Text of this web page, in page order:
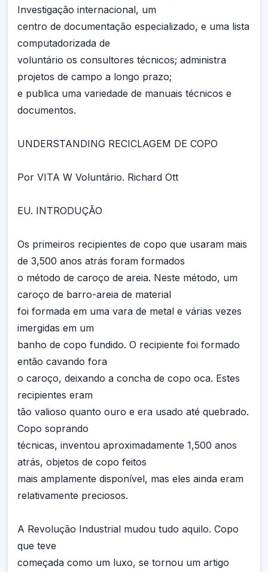
Investigação internacional, um
centro de documentação especializado, e uma lista
computadorizada de
voluntário os consultores técnicos; administra
projetos de campo a longo prazo;
e publica uma variedade de manuais técnicos e
documentos.
UNDERSTANDING RECICLAGEM DE COPO
Por VITA W Voluntário. Richard Ott
EU. INTRODUÇÃO
Os primeiros recipientes de copo que usaram mais
de 3,500 anos atrás foram formados
o método de caroço de areia. Neste método, um
caroço de barro-areia de material
foi formada em uma vara de metal e várias vezes
imergidas em um
banho de copo fundido. O recipiente foi formado
então cavando fora
o caroço, deixando a concha de copo oca. Estes
recipientes eram
tão valioso quanto ouro e era usado até quebrado.
Copo soprando
técnicas, inventou aproximadamente 1,500 anos
atrás, objetos de copo feitos
mais amplamente disponível, mas eles ainda eram
relativamente preciosos.
A Revolução Industrial mudou tudo aquilo. Copo
que teve
começada como um luxo, se tornou um artigo